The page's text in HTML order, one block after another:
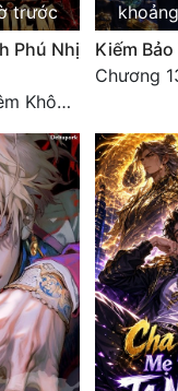
trước
Phú Nhị
Chương 665: Đêm Không Dấu Vết
Kiếm